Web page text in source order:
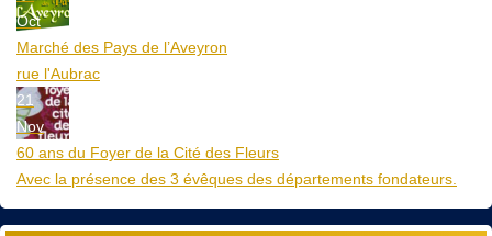
Oct
Marché des Pays de l’Aveyron
rue l'Aubrac
21
Nov
60 ans du Foyer de la Cité des Fleurs
Avec la présence des 3 évêques des départements fondateurs.